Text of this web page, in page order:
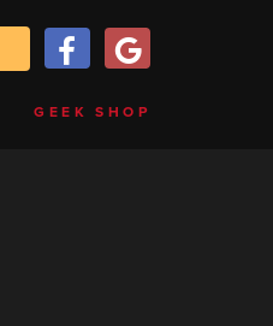
GEEK SHOP